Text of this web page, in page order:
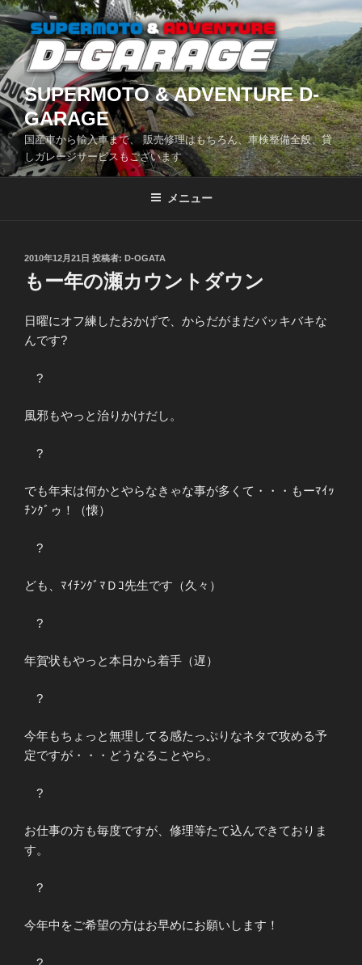
コ
ン
テ
ン
ツ
へ
ス
キ
ッ
SUPERMOTO & ADVENTURE D-
GARAGE
国産車から輸入車まで、 販売修理はもちろん、車検整備全般、貸
しガレージサービスもございます
メニュー
投
稿
日:
2010年12月21日 投稿者: D-OGATA
もー年の瀬カウントダウン
日曜にオフ練したおかげで、からだがまだバッキバキな
んです?
?
風邪もやっと治りかけだし。
?
でも年末は何かとやらなきゃな事が多くて・・・もーﾏｲｯ
ﾁﾝｸﾞゥ！（懐）
?
ども、ﾏｲﾁﾝｸﾞﾏＤｺ先生です（久々）
?
年賀状もやっと本日から着手（遅）
?
今年もちょっと無理してる感たっぷりなネタで攻める予
定ですが・・・どうなることやら。
?
お仕事の方も毎度ですが、修理等たて込んできておりま
す。
?
今年中をご希望の方はお早めにお願いします！